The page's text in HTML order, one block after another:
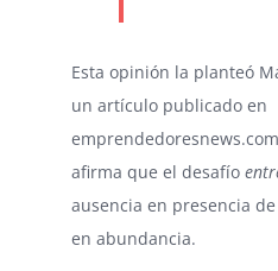
Esta opinión la planteó
un artículo publicado en
afirma que el desafío
ausencia en presencia
en abundancia.